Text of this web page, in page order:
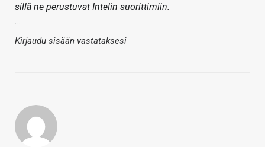
sillä ne perustuvat Intelin suorittimiin.
…
Kirjaudu sisään vastataksesi